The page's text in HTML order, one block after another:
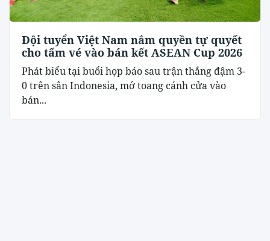
Đội tuyển Việt Nam nắm quyền tự quyết
cho tấm vé vào bán kết ASEAN Cup 2026
Phát biểu tại buổi họp báo sau trận thắng đậm 3-
0 trên sân Indonesia, mở toang cánh cửa vào
bán...